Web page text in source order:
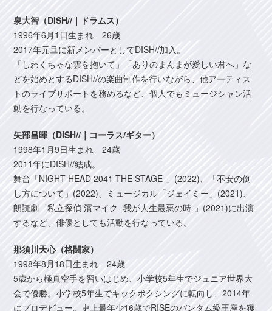
泉大智（DISH//｜ドラムス）
1996年6月1日生まれ 26歳
2017年元旦に新メンバーとしてDISH//加入。
「しわくちゃな雲を抱いて」「ありのまんまが愛しい君へ」な
どを始めとするDISH//の楽曲制作を行いながら、他アーティス
トのライブサポートを務めるなど、個人でもミュージシャン活
動を行なっている。
矢部昌暉（DISH//｜コーラス/ギター）
1998年1月9日生まれ 24歳
2011年にDISH//結成。
舞台「NIGHT HEAD 2041-THE STAGE-」(2022)、「不安の倒
し方について」(2022)、ミュージカル「ジェイミー」(2021)、
朗読劇「私立探偵 濱マイク -我が人生最悪の時-」(2021)に出演
するなど、俳優としても活動を行なっている。
那須川天心（格闘家）
1998年8月18日生まれ 24歳
5歳から極真空手を習いはじめ、小学校5年生でジュニア世界大
会で優勝。小学校5年生でキックボクシングに転向し、2014年
にプロデビュー。史上最年少16歳でRISEのバンタム級王座を獲